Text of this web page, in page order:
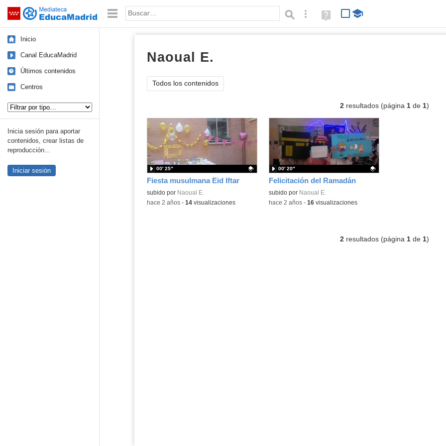
Saltar navegación Palabra o frase: Búsqueda avanzada
Ayuda
(en
Inicio
Canal EducaMadrid
Últimos contenidos
Centros
Inicia sesión para aportar
contenidos, crear listas de
reproducción...
Iniciar sesión
Naoual E.
Todos los contenidos
2resultados (página 1de 1)
Fiesta musulmana Eid Iftar
Contenido educativo.
subido por Naoual E.
00′ 25″
-hace 2 años- 14visualizaciones
Felicitación del Ramadán
Contenido educativo.
subido por Naoual E.
00′ 20″
-hace 2 años- 16visualizaciones
2resultados (página 1de 1)